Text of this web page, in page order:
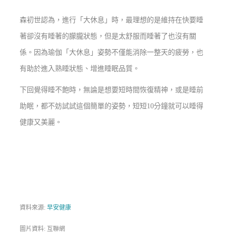
森初世認為，進行「大休息」時，最理想的是維持在快要睡
著卻沒有睡著的朦朧狀態，但是太舒服而睡著了也沒有關
係。因為瑜伽「大休息」姿勢不僅能消除一整天的疲勞，也
有助於進入熟睡狀態、增進睡眠品質。
下回覺得睡不飽時，無論是想要短時間恢復精神，或是睡前
助眠，都不妨試試這個簡單的姿勢，短短10分鐘就可以睡得
健康又美麗。
資料來源:早安健康
圖片資料: 互聯網